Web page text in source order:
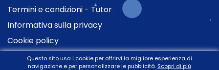
Termini e condizioni - Tutor
Informativa sulla privacy
Cookie policy
Questo sito usa i cookie per offrirvi la migliore esperienza di
navigazione e per personalizzare le pubblicità. Scopri di più